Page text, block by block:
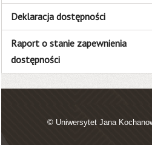
Deklaracja dostępności
Raport o stanie zapewnienia
dostępności
© Uniwersytet Jana